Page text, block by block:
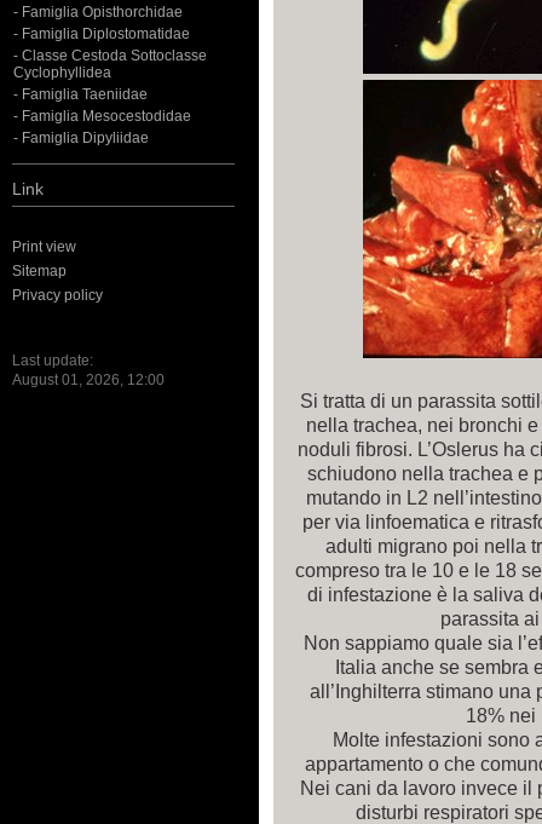
- Famiglia Opisthorchidae
- Famiglia Diplostomatidae
- Classe Cestoda Sottoclasse
Cyclophyllidea
- Famiglia Taeniidae
- Famiglia Mesocestodidae
- Famiglia Dipyliidae
Link
Print view
Sitemap
Privacy policy
Last update:
August 01, 2026, 12:00
Si tratta di un parassita
nella trachea, nei bronchi
noduli fibrosi. L’Oslerus ha
schiudono nella trachea e
mutando in L2
per via linfoematica e
adulti migrano poi nella
compreso tra le 10 e le 18
di infestazione è la saliva
parassita
Non sappiamo quale sia
Italia anche se sembra
all’Inghilterra stimano
18% nei
Molte infestazioni sono
appartamento o che
Nei cani da lavoro invece il
disturbi respiratori